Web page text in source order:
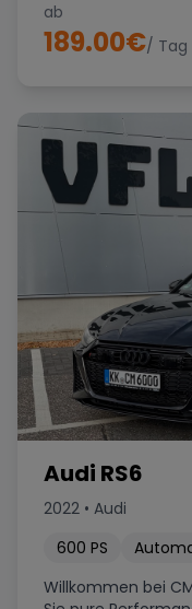
ab
189.00€/ Tag
Audi RS6
2022 • Audi
600 PS
Willkommen bei